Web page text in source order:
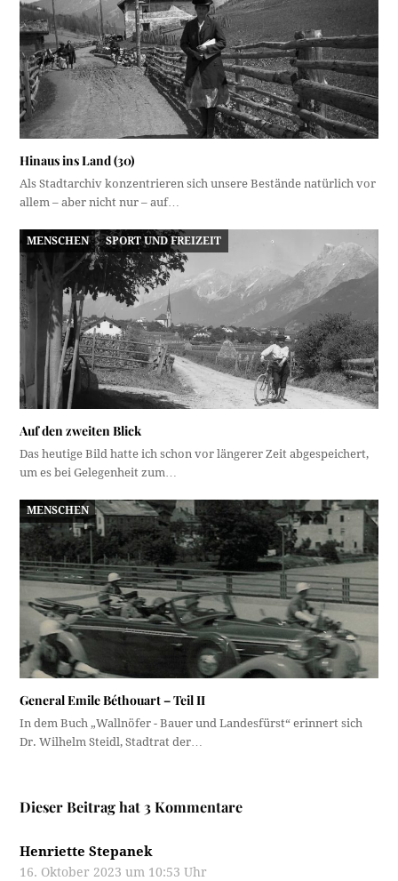
Hinaus ins Land (30)
Als Stadtarchiv konzentrieren sich unsere Bestände natürlich vor
allem – aber nicht nur – auf…
MENSCHEN SPORT UND FREIZEIT
Auf den zweiten Blick
Das heutige Bild hatte ich schon vor längerer Zeit abgespeichert,
um es bei Gelegenheit zum…
MENSCHEN
General Emile Béthouart – Teil II
In dem Buch „Wallnöfer - Bauer und Landesfürst“ erinnert sich
Dr. Wilhelm Steidl, Stadtrat der…
Dieser Beitrag hat 3 Kommentare
Henriette Stepanek
16. Oktober 2023 um 10:53 Uhr